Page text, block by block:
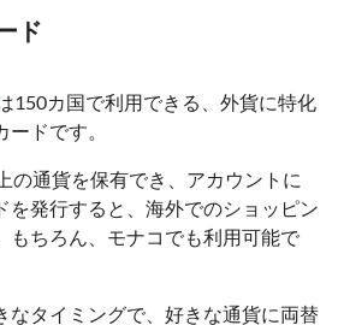
ド
150カ国で利用できる、外貨に特化
ドです。
の通貨を保有でき、アカウントに
を発行すると、海外でのショッピン
もちろん、モナコでも利用可能で
なタイミングで、好きな通貨に両替